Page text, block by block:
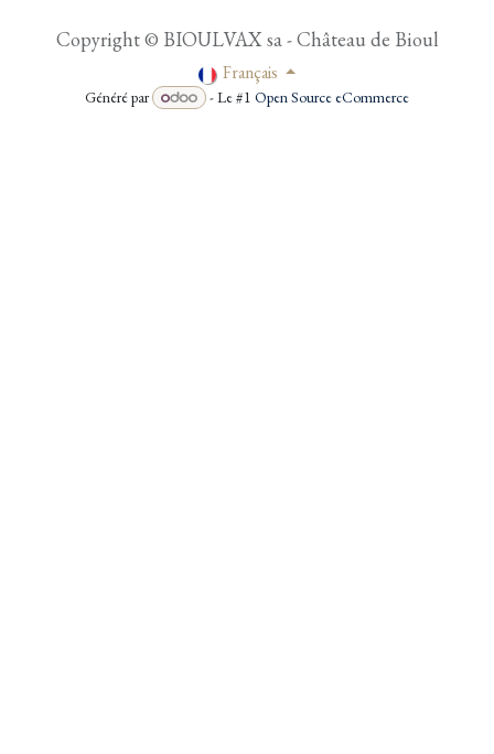
Copyright © BIOULVAX sa - Château de Bioul
Français
Généré par - Le #1 Open Source eCommerce